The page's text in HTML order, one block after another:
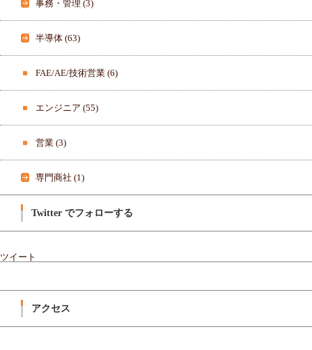
事務・管理 (3)
半導体 (63)
FAE/AE/技術営業 (6)
エンジニア (55)
営業 (3)
専門商社 (1)
Twitter でフォローする
ツイート
アクセス